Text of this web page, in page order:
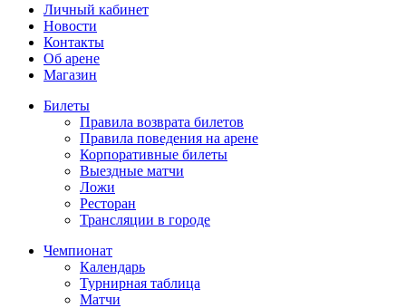
Личный кабинет
Новости
Контакты
Об арене
Магазин
Билеты
Правила возврата билетов
Правила поведения на арене
Корпоративные билеты
Выездные матчи
Ложи
Ресторан
Трансляции в городе
Чемпионат
Календарь
Турнирная таблица
Матчи